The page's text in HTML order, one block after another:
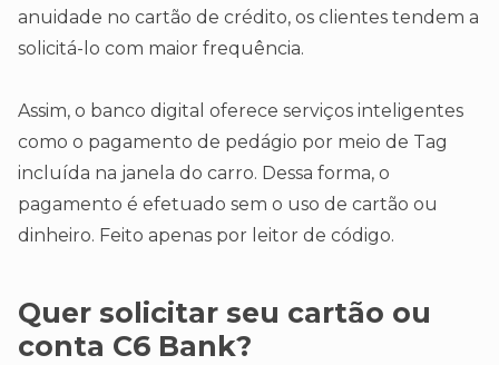
anuidade no cartão de crédito, os clientes tendem a
solicitá-lo com maior frequência.
Assim, o banco digital oferece serviços inteligentes
como o pagamento de pedágio por meio de Tag
incluída na janela do carro. Dessa forma, o
pagamento é efetuado sem o uso de cartão ou
dinheiro. Feito apenas por leitor de código.
Quer solicitar seu cartão ou
conta C6 Bank?